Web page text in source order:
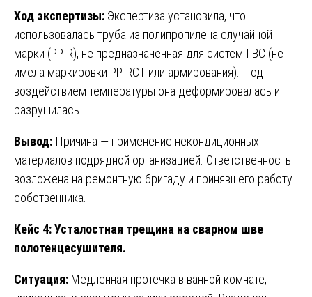
Ход экспертизы: Экспертиза установила, что
использовалась труба из полипропилена случайной
марки (PP-R), не предназначенная для систем ГВС (не
имела маркировки PP-RCT или армирования). Под
воздействием температуры она деформировалась и
разрушилась.
Вывод: Причина — применение некондиционных
материалов подрядной организацией. Ответственность
возложена на ремонтную бригаду и принявшего работу
собственника.
Кейс 4: Усталостная трещина на сварном шве
полотенцесушителя.
Ситуация: Медленная протечка в ванной комнате,